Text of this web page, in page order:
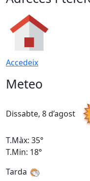
Accedeix
Meteo
Dissabte, 8 d’agost
T.Màx: 35°
T.Min: 18°
Tarda